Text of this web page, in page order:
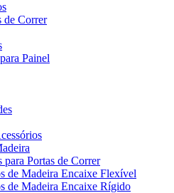
de Correr
Painel
para Portas de Correr
de Madeira Encaixe Flexível
de Madeira Encaixe Rígido